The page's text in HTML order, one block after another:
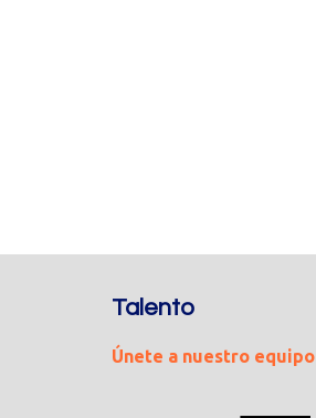
Talento
Únete a nuestro equipo